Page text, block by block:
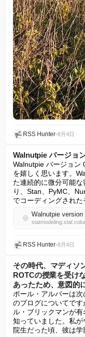
RSS Hunter•8月4日
Walnutpie バージョ
Walnutpie バージョン
を嬉しく思います。
た連続的に微分可能
り、Stan、PyMC、
でコーディングされ
Walnutpie version
RSS Hunter•8月4日
その時代、マディソ
ROTCの授業を受け
あったため、意図的
ポール・アルパーは
のブログについてで
ル・ブリックマンが
知っていました。私
院生だった頃、彼は